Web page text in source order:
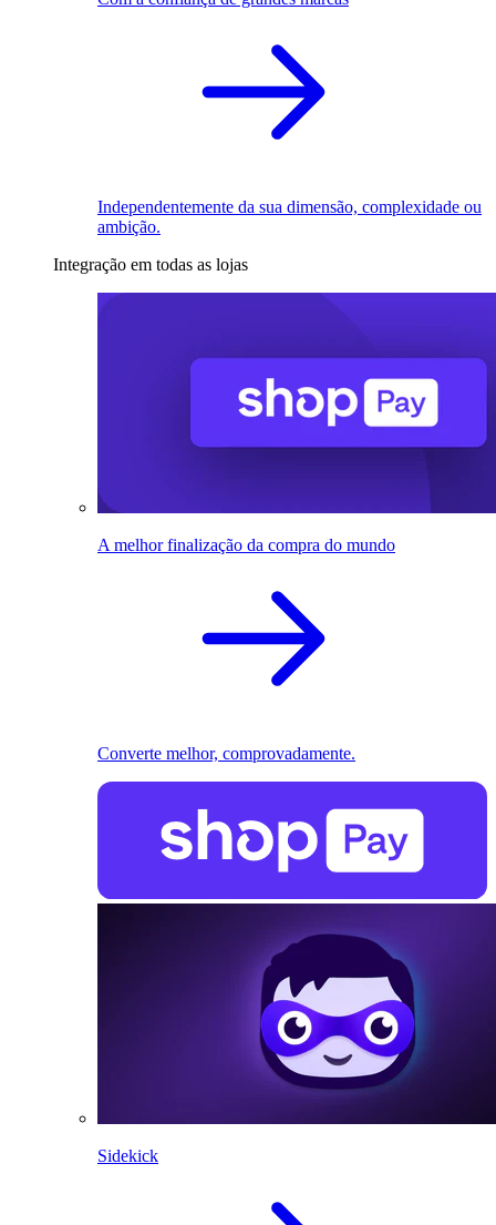
Independentemente da sua dimensão, complexidade ou
ambição.
Integração em todas as lojas
A melhor finalização da compra do mundo
Converte melhor, comprovadamente.
Sidekick